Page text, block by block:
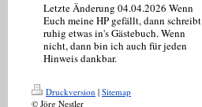
Letzte Änderung 04.04.2026 Wenn
Euch meine HP gefällt, dann schreibt
ruhig etwas in's Gästebuch . Wenn
nicht, dann bin ich auch für jeden
Hinweis dankbar.
Druckversion | Sitemap
© Jörg Nestler